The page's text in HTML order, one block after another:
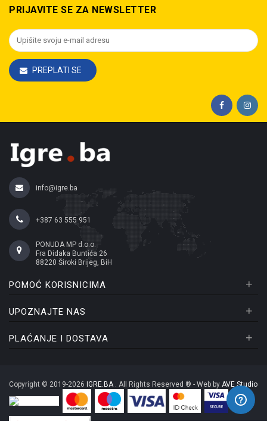
PRIJAVITE SE ZA NEWSLETTER
PREPLATI SE
info@igre.ba
+387 63 555 951
PONUDA MP d.o.o.
Fra Didaka Buntića 26
88220 Široki Brijeg, BiH
POMOĆ KORISNICIMA +
UPOZNAJTE NAS +
PLAĆANJE I DOSTAVA +
Copyright © 2019-2026 IGRE.BA . All Rights Reserved ® - Web by AVE Studio